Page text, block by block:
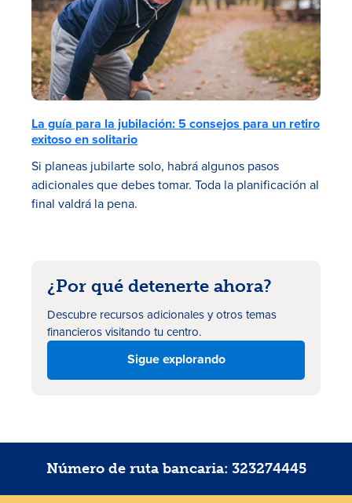
La guía para la jubilación: 5 consejos para un retiro
exitoso en solitario
Si planeas jubilarte solo, habrá algunos pasos
adicionales que debes tomar. Toda la planificación al
final valdrá la pena.
¿Por qué detenerte ahora?
Descubre recursos adicionalesy otros temas
financieros visitando tu centro.
Sigue explorando
Número de ruta bancaria: 323274445